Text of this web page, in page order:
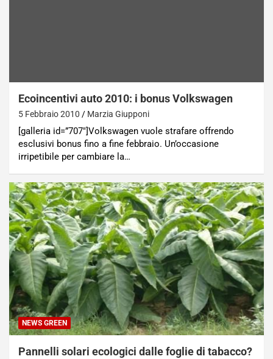
Ecoincentivi auto 2010: i bonus Volkswagen
5 Febbraio 2010 Marzia Giupponi
[galleria id=”707″]Volkswagen vuole strafare offrendo
esclusivi bonus fino a fine febbraio. Un’occasione
irripetibile per cambiare la…
NEWS GREEN
Pannelli solari ecologici dalle foglie di tabacco?